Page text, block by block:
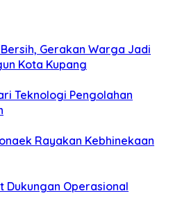
Gerakan Warga Jadi
Kota Kupang
Teknologi Pengolahan
Rayakan Kebhinekaan
Dukungan Operasional